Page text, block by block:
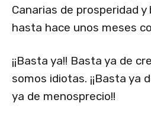
Canarias de prosperidad
hasta hace unos meses
¡¡Basta ya!! Basta ya de
somos idiotas. ¡¡Basta ya
ya de menosprecio!!